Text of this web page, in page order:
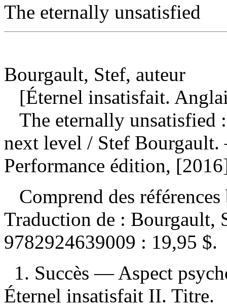
The eternally unsatisfied
Bourgault, Stef, auteur
[Éternel insatisfait.
The eternally unsatisfied
next level / Stef
Performance édition,
Comprend des
Traduction de : Bourgault,
9782924639009 : 19,95 $.
1. Succès — Aspect
Éternel insatisfait II. Titre.